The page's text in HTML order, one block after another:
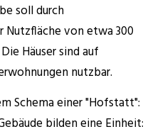
soll durch
von etwa 300
Häuser sind auf
nutzbar.
Schema einer "Hofstatt":
bilden eine Einheit: